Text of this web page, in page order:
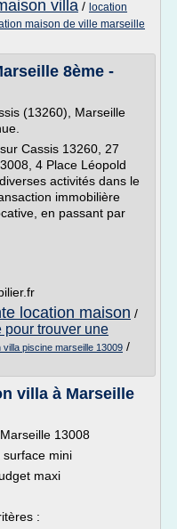
villa / location
maison de ville marseille
8ème -
(13260), Marseille
Cassis 13260, 27
4 Place Léopold
activités dans le
immobilière
en passant par
location maison /
pour trouver une
villa piscine marseille 13009 /
villa à Marseille
13008
mini
maxi
: